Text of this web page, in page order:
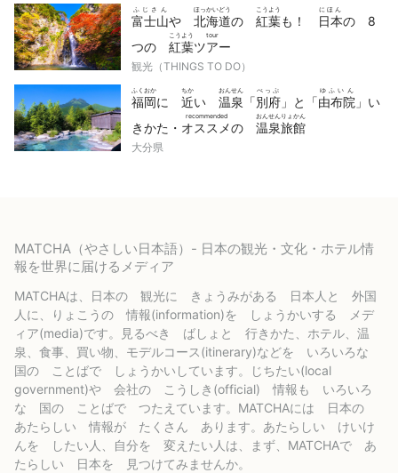
富士山
ふじさん
や 北海道
ほっかいどう
の 紅葉
こうよう
も！ 日本
にほん
の 8
つの 紅葉
こうよう
ツアー
tour
観光（THINGS TO DO）
福岡
ふくおか
に 近
ちか
い 温泉
おんせん
「別府
べっぷ
」と「由布院
ゆふいん
」い
きかた・ オススメ
recommended
の 温泉旅館
おんせんりょかん
大分県
MATCHA（やさしい日本語）- 日本の観光・文化・ホテル情
報を世界に届けるメディア
MATCHAは、日本の 観光に きょうみがある 日本人と 外国
人に、りょこうの 情報(information)を しょうかいする メデ
ィア(media)です。見るべき ばしょと 行きかた、ホテル、温
泉、食事、買い物、モデルコース(itinerary)などを いろいろな
国の ことばで しょうかいしています。じちたい(local
government)や 会社の こうしき(official) 情報も いろいろ
な 国の ことばで つたえています。MATCHAには 日本の
あたらしい 情報が たくさん あります。あたらしい けいけ
んを したい人、自分を 変えたい人は、まず、MATCHAで あ
たらしい 日本を 見つけてみませんか。